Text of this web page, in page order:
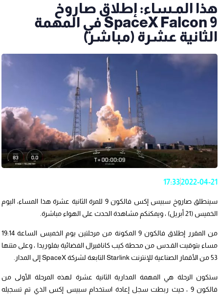
هذا المـساء: إطلاق صاروخ
SpaceX Falcon 9 في المهمة
الثانية عشرة (مباشر)
2022-04-21
17:33
سينطلق صاروخ سبيس إكس فالكون 9 للمرة الثانية عشرة هذا المساء، اليوم
الخميس (21 أبريل) ، ويمكنكم مشاهدة الحدث على الهواء مباشرة.
من المقرر إطلاق فالكون 9 المكونة من مرحلتين يوم الخميس الساعة 19:14
مساء بتوقيت القـدس من محطة كيب كانافيرال الفضائية بفلوريدا ، وعلى متنها
53 من الأقمار الصناعية للإنترنت Starlink التابعة لشركة SpaceX إلى المدار.
ستكون الرحلة هي المهمة المدارية الثانية عشرة لهذه المرحلة الأولى من
فالكون 9 ، حيث ربطت سجل إعادة استخدام سبيس إكس الذي تم تسجيله